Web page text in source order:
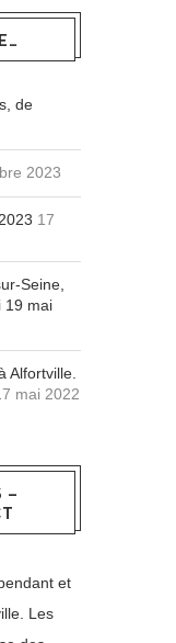
de
2023
17
Seine,
19 mai
Alfortville.
mai 2022
–
et
Les